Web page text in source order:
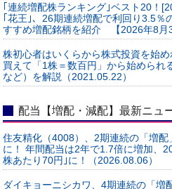
｢連続増配株ランキング｣ベスト20！
｢花王｣、26期連続増配で利回り3.5
すすめ増配銘柄を紹介 【2026年8月
株初心者はいくらから株式投資を始
買えて「1株＝数百円」から始められ
など）を解説（2021.05.22）
配当【増配・減配】最新ニュ
住友精化（4008）、2期連続の「増
に！ 年間配当は2年で1.7倍に増加、
株あたり70円｣に！（2026.08.06）
ダイキョーニシカワ、4期連続の「増